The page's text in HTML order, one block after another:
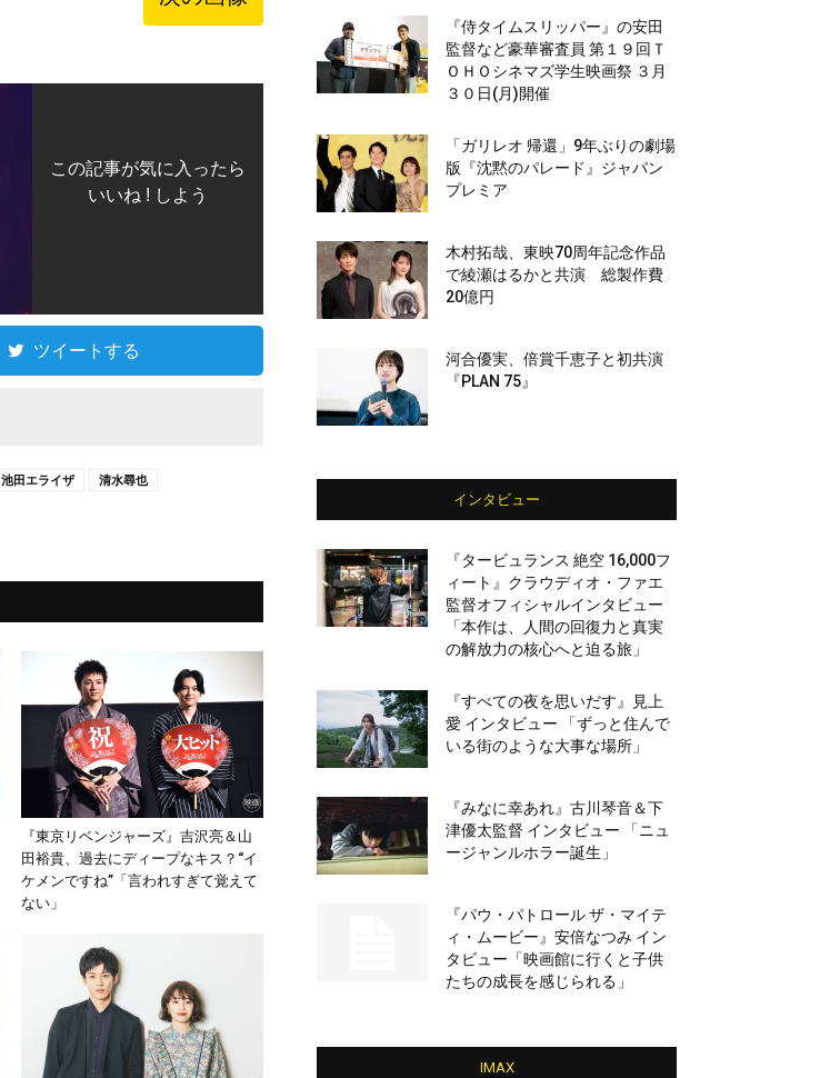
この記事が気に入ったら
いいね ! しよう
ツイートする
池田エライザ 清水尋也
『東京リベンジャーズ』吉沢亮＆山
田裕貴、過去にディープなキス？“イ
ケメンですね”「言われすぎて覚えて
ない」
『侍タイムスリッパー』の安田
監督など豪華審査員 第１９回Ｔ
ＯＨＯシネマズ学生映画祭 ３月
３０日(月)開催
「ガリレオ 帰還」9年ぶりの劇場
版『沈黙のパレード』ジャパン
プレミア
木村拓哉、東映70周年記念作品
で綾瀬はるかと共演 総製作費
20億円
河合優実、倍賞千恵子と初共演
『PLAN 75』
インタビュー
『タービュランス 絶空 16,000フ
ィート』クラウディオ・ファエ
監督オフィシャルインタビュー
「本作は、人間の回復力と真実
の解放力の核心へと迫る旅」
『すべての夜を思いだす』見上
愛 インタビュー 「ずっと住んで
いる街のような大事な場所」
『みなに幸あれ』古川琴音＆下
津優太監督 インタビュー 「ニュ
ージャンルホラー誕生」
『パウ・パトロール ザ・マイテ
ィ・ムービー』安倍なつみ イン
タビュー「映画館に行くと子供
たちの成長を感じられる」
IMAX